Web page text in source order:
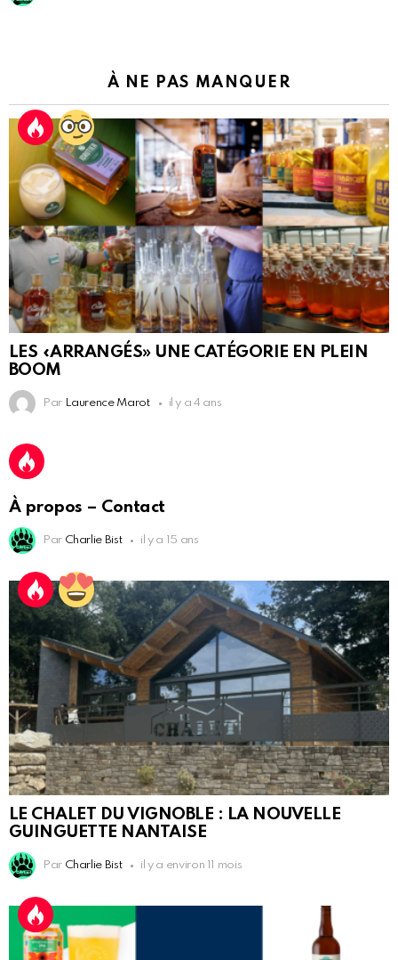
À NE PAS MANQUER
LES «ARRANGÉS» UNE CATÉGORIE EN PLEIN
BOOM
Par Laurence Marot il y a 4 ans
À propos – Contact
Par Charlie Bist il y a 15 ans
LE CHALET DU VIGNOBLE : LA NOUVELLE
GUINGUETTE NANTAISE
Par Charlie Bist il y a environ 11 mois